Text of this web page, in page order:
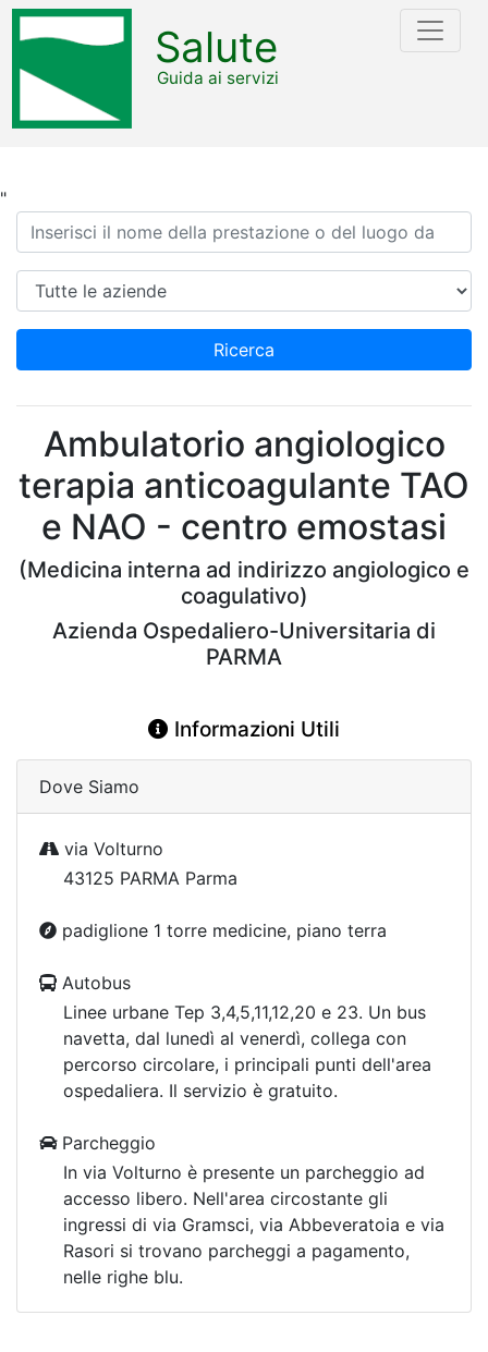
"
Salute
Guida ai servizi
Ricerca
Azienda
Ricerca
Ambulatorio angiologico
terapia anticoagulante TAO
e NAO - centro emostasi
(Medicina interna ad indirizzo angiologico e
coagulativo)
Azienda Ospedaliero-Universitaria di
PARMA
Informazioni Utili
Dove Siamo
via Volturno
43125 PARMA Parma
padiglione 1 torre medicine, piano terra
Autobus
Linee urbane Tep 3,4,5,11,12,20 e 23. Un bus
navetta, dal lunedì al venerdì, collega con
percorso circolare, i principali punti dell'area
ospedaliera. Il servizio è gratuito.
Parcheggio
In via Volturno è presente un parcheggio ad
accesso libero. Nell'area circostante gli
ingressi di via Gramsci, via Abbeveratoia e via
Rasori si trovano parcheggi a pagamento,
nelle righe blu.